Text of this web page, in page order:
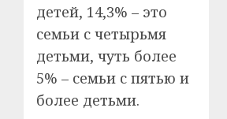
детей, 14,3% – это
семьи с четырьмя
детьми, чуть более
5% – семьи с пятью и
более детьми.